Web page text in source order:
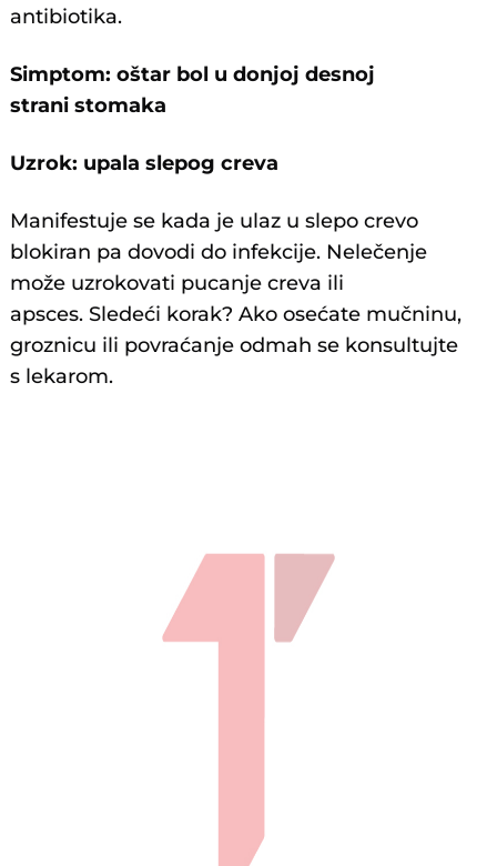
antibiotika.
Simptom: oštar bol u donjoj desnoj
strani stomaka
Uzrok: upala slepog creva
Manifestuje se kada je ulaz u slepo crevo
blokiran pa dovodi do infekcije. Nelečenje
može uzrokovati pucanje creva ili
apsces. Sledeći korak? Ako osećate mučninu,
groznicu ili povraćanje odmah se konsultujte
s lekarom.